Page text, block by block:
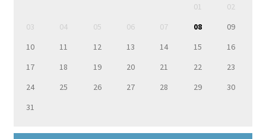
01
02
03
04 05 06 07 08
09
10
11 12 13 14 15
16
17
18 19 20 21 22
23
24
25 26 27 28 29
30
31